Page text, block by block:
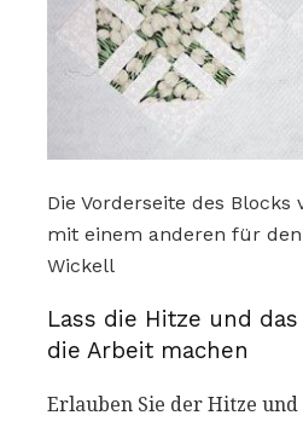
Die Vorderseite des Blocks
mit einem anderen für
Wickell
Lass die Hitze und
die Arbeit machen
Erlauben Sie der Hitze und